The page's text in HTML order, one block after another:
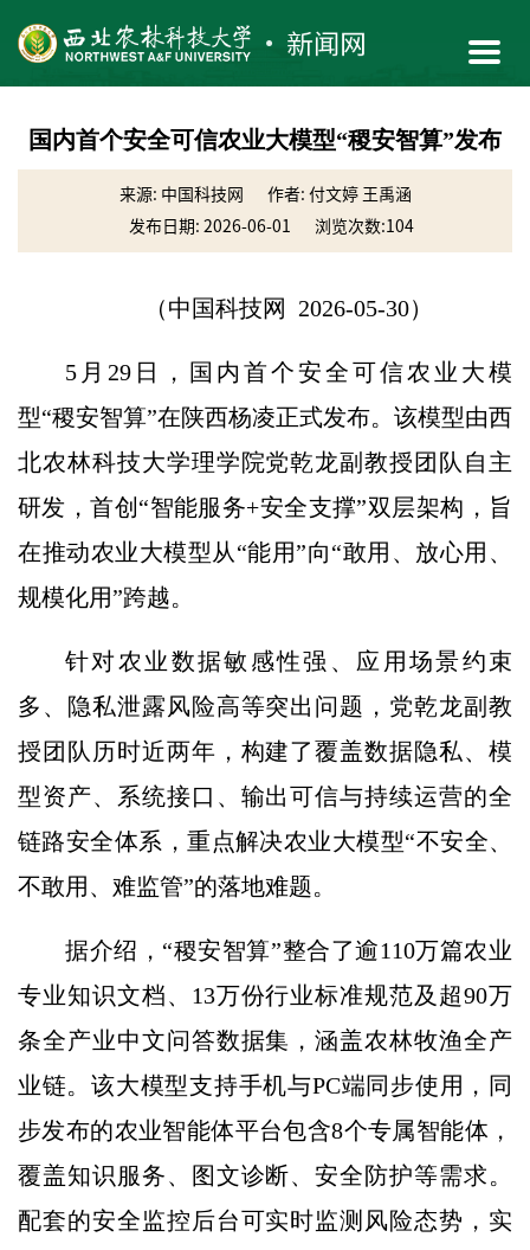
国内首个安全可信农业大模型“稷安智算”发布
来源: 中国科技网
作者: 付文婷 王禹涵
发布日期: 2026-06-01
浏览次数:104
（中国科技网 2026-05-30）
5月29日，国内首个安全可信农业大模
型“稷安智算”在陕西杨凌正式发布。该模型由西
北农林科技大学理学院党乾龙副教授团队自主
研发，首创“智能服务+安全支撑”双层架构，旨
在推动农业大模型从“能用”向“敢用、放心用、
规模化用”跨越。
针对农业数据敏感性强、应用场景约束
多、隐私泄露风险高等突出问题，党乾龙副教
授团队历时近两年，构建了覆盖数据隐私、模
型资产、系统接口、输出可信与持续运营的全
链路安全体系，重点解决农业大模型“不安全、
不敢用、难监管”的落地难题。
据介绍，“稷安智算”整合了逾110万篇农业
专业知识文档、13万份行业标准规范及超90万
条全产业中文问答数据集，涵盖农林牧渔全产
业链。该大模型支持手机与PC端同步使用，同
步发布的农业智能体平台包含8个专属智能体，
覆盖知识服务、图文诊断、安全防护等需求。
配套的安全监控后台可实时监测风险态势，实